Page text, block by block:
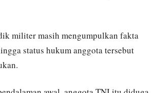
militer masih mengumpulkan fakta
status hukum anggota tersebut